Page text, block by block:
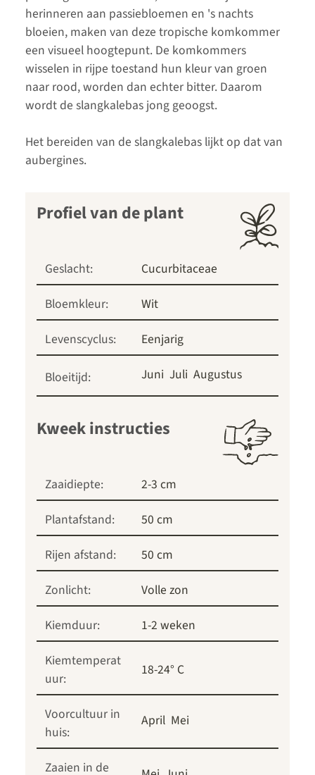
herinneren aan passiebloemen en 's nachts
bloeien, maken van deze tropische komkommer
een visueel hoogtepunt. De komkommers
wisselen in rijpe toestand hun kleur van groen
naar rood, worden dan echter bitter. Daarom
wordt de slangkalebas jong geoogst.
Het bereiden van de slangkalebas lijkt op dat van
aubergines.
Profiel van de plant
Geslacht:
Cucurbitaceae
Bloemkleur:
Wit
Levenscyclus:
Eenjarig
Bloeitijd: Juni Juli Augustus
Kweek instructies
Zaaidiepte:
2-3 cm
Plantafstand:
50 cm
Rijen afstand:
50 cm
Zonlicht:
Volle zon
Kiemduur:
1-2 weken
Kiemtemperat
uur:
18-24° C
Voorcultuur in
huis:
April Mei
Zaaien in de